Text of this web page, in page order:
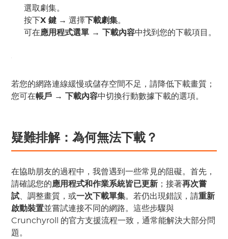
選取劇集。
按下X 鍵 → 選擇 下載劇集。
可在應用程式選單 → 下載內容中找到您的下載項目。
若您的網路連線緩慢或儲存空間不足，請降低下載畫質；
您可在帳戶 → 下載內容中切換行動數據下載的選項。
疑難排解：為何無法下載？
在協助朋友的過程中，我曾遇到一些常見的阻礙。首先，
請確認您的應用程式和作業系統皆已更新 ；接著再次嘗
試 、調整畫質，或一次下載單集。若仍出現錯誤，請重新
啟動裝置並嘗試連接不同的網路。這些步驟與
Crunchyroll 的官方支援流程一致，通常能解決大部分問
題。